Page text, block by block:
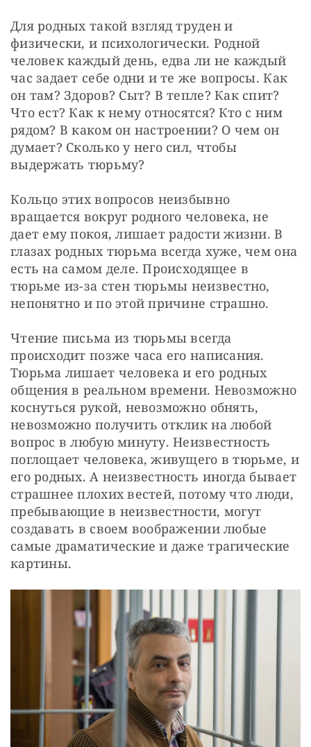
Для родных такой взгляд труден и
физически, и психологически. Родной
человек каждый день, едва ли не каждый
час задает себе одни и те же вопросы. Как
он там? Здоров? Сыт? В тепле? Как спит?
Что ест? Как к нему относятся? Кто с ним
рядом? В каком он настроении? О чем он
думает? Сколько у него сил, чтобы
выдержать тюрьму?
Кольцо этих вопросов неизбывно
вращается вокруг родного человека, не
дает ему покоя, лишает радости жизни. В
глазах родных тюрьма всегда хуже, чем она
есть на самом деле. Происходящее в
тюрьме из-за стен тюрьмы неизвестно,
непонятно и по этой причине страшно.
Чтение письма из тюрьмы всегда
происходит позже часа его написания.
Тюрьма лишает человека и его родных
общения в реальном времени. Невозможно
коснуться рукой, невозможно обнять,
невозможно получить отклик на любой
вопрос в любую минуту. Неизвестность
поглощает человека, живущего в тюрьме, и
его родных. А неизвестность иногда бывает
страшнее плохих вестей, потому что люди,
пребывающие в неизвестности, могут
создавать в своем воображении любые
самые драматические и даже трагические
картины.